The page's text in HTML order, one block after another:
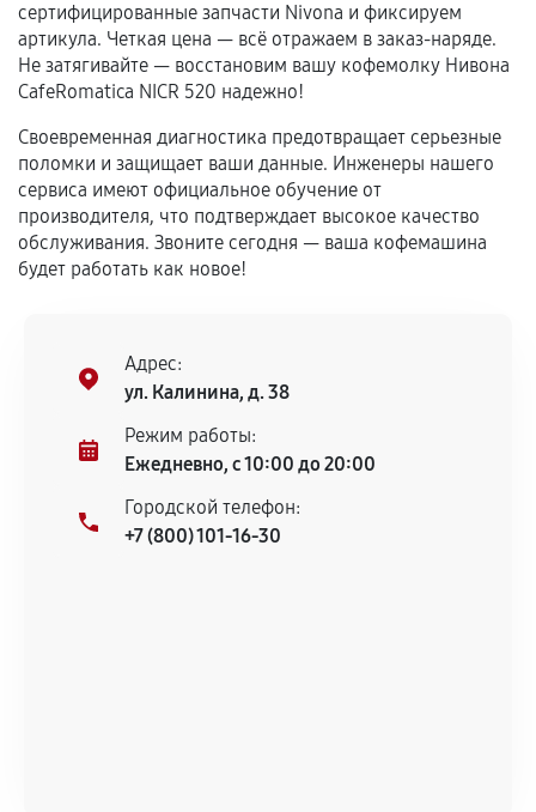
Гарантия на выполненные работы может
сохраняться полностью или частично, если
соблюдены следующие условия:
техническим параметрам и не имеют внешних
дефектов.
Установка была выполнена нашим сервисным
центром.
При этом гарантия на сами комплектующие
сервисный центр ответственности не несет.
сертифицированные запчасти Nivona и фиксируем
артикула. Четкая цена — всё отражаем в заказ-наряде.
Не затягивайте — восстановим вашу кофемолку Нивона
CafeRomatica NICR 520 надежно!
Своевременная диагностика предотвращает серьезные
поломки и защищает ваши данные. Инженеры нашего
сервиса имеют официальное обучение от
производителя, что подтверждает высокое качество
обслуживания. Звоните сегодня — ваша кофемашина
будет работать как новое!
Адрес:
ул. Калинина, д. 38
Режим работы:
Ежедневно, с 10:00 до 20:00
Городской телефон:
+7 (800) 101-16-30